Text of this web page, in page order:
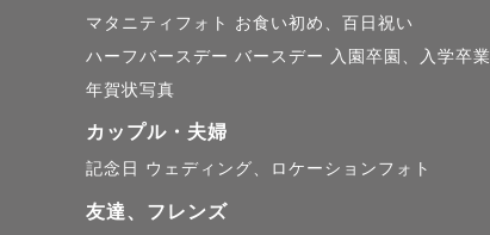
マタニティフォト
お食い初め、百日祝い
ハーフバースデー バースデー
入園卒園、入学卒業
年賀状写真
カップル・夫婦
記念日 ウェディング、ロケーションフォト
友達、フレンズ